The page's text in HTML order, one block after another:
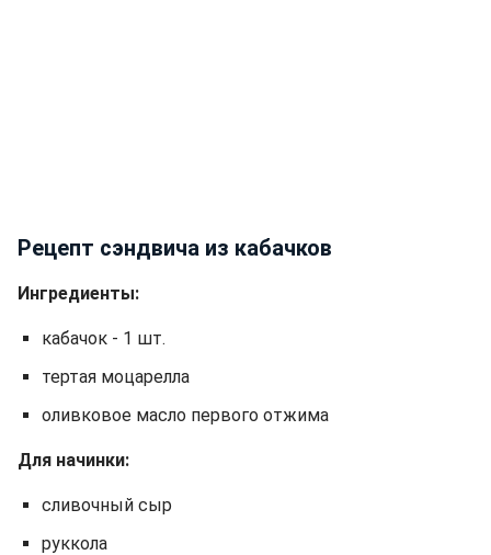
Рецепт сэндвича из кабачков
Ингредиенты:
кабачок - 1 шт.
тертая моцарелла
оливковое масло первого отжима
Для начинки:
сливочный сыр
руккола